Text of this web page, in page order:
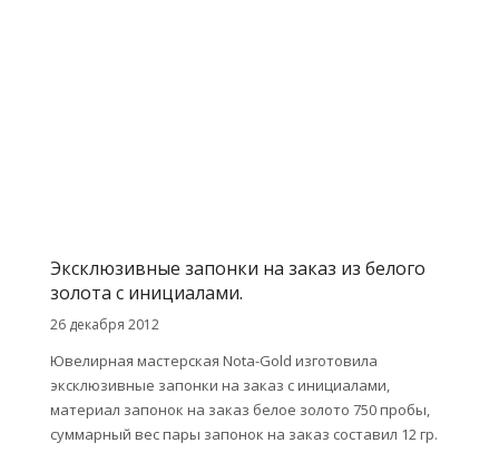
Эксклюзивные запонки на заказ из белого
золота с инициалами.
26 декабря 2012
Ювелирная мастерская Nota-Gold изготовила
эксклюзивные запонки на заказ с инициалами,
материал запонок на заказ белое золото 750 пробы,
суммарный вес пары запонок на заказ составил 12 гр.